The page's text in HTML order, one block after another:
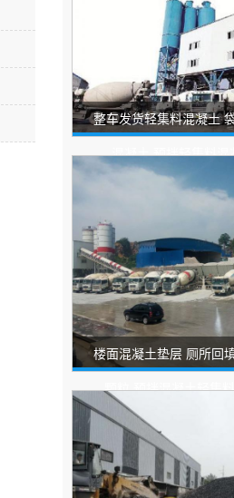
整车发货轻集料混凝土
混凝土 预拌轻集料混
楼面混凝土垫层 厕所回
颗粒 预拌混凝土轻集